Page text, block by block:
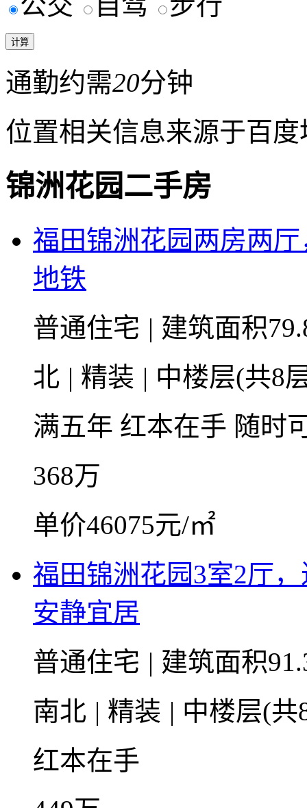
通勤约需20分钟
位置相关信息来源于百
锦洲花园二手房
福田锦洲花园两房两
地铁
普通住宅 | 建筑面积
北 | 精装 | 中楼层(共8
满五年 红本在手 随时
368万
单价46075元/㎡
福田锦洲花园3室2厅
安静宜居
普通住宅 | 建筑面积
南北 | 精装 | 中楼层(
红本在手